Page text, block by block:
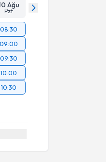
Ağu
Pzt
08:30
09:00
09:30
10:00
10:30